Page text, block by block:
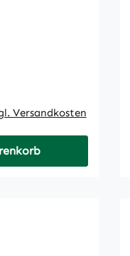
Versandkosten